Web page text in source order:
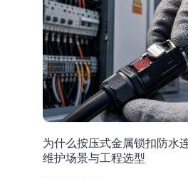
为什么按压式金属锁扣防水
维护场景与工程选型